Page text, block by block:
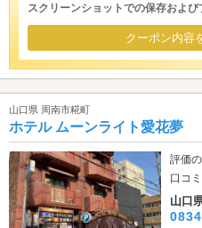
スクリーンショットでの保存およ
クーポン内容
山口県 周南市糀町
ホテル ムーンライト愛花夢
評価
口コ
山口